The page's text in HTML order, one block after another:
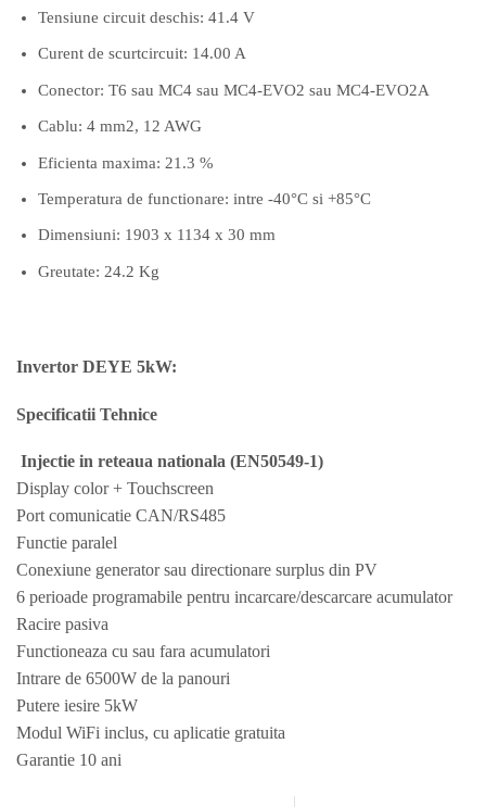
Tensiune circuit deschis: 41.4 V
Curent de scurtcircuit: 14.00 A
Conector: T6 sau MC4 sau MC4-EVO2 sau MC4-EVO2A
Cablu: 4 mm2, 12 AWG
Eficienta maxima: 21.3 %
Temperatura de functionare: intre -40°C si +85°C
Dimensiuni: 1903 x 1134 x 30 mm
Greutate: 24.2 Kg
Invertor DEYE 5kW:
Specificatii Tehnice
Injectie in reteaua nationala (EN50549-1)
Display color + Touchscreen
Port comunicatie CAN/RS485
Functie paralel
Conexiune generator sau directionare surplus din PV
6 perioade programabile pentru incarcare/descarcare acumulator
Racire pasiva
Functioneaza cu sau fara acumulatori
Intrare de 6500W de la panouri
Putere iesire 5kW
Modul WiFi inclus, cu aplicatie gratuita
Garantie 10 ani